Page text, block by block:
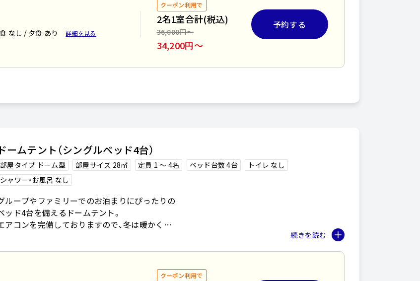
冬は暖かく夏は涼しくお過ごしいただけます。
客室設備】
なし / 夕食 あり 詳細を見る
クーポン利用で
2名1室合計(税込)
36,000円〜
34,200円〜
予約する
ドームテント（シングルベッド4台）
部屋タイプ ドーム型 部屋サイズ 28㎡ 定員 1 〜 4名 ベッド台数 4台
トイレ なし
シャワー・お風呂 なし
ループやファミリーでのお泊まりにぴったりの
ッド4台を備えるドームテント。
アコンを完備しておりますので、冬は暖かく
クーポン利用で